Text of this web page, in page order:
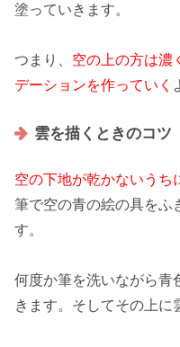
塗っていきます。
つまり、 空の上の方は濃
デーションを作っていく
雲を描くときのコツ
空の下地が乾かないうち
筆で空の青の絵の具をふ
す。
何度か筆を洗いながら青
きます。そしてその上に